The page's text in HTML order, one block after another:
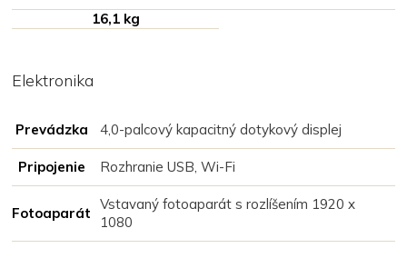
16,1 kg
Elektronika
Prevádzka 4,0-palcový kapacitný dotykový displej
Pripojenie Rozhranie USB, Wi-Fi
Fotoaparát
Vstavaný fotoaparát s rozlíšením 1920 x
1080